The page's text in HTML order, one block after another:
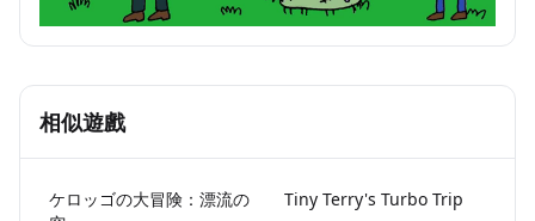
相似遊戲
ケロッゴの大冒険：漂流の
Tiny Terry's Turbo Trip